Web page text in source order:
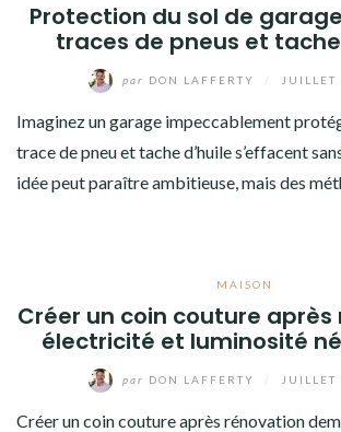
Protection du sol de
traces de pneus et
par DON LAFFERTY
Imaginez un garage impeccablement
trace de pneu et tache d’huile s’effacent
idée peut paraître ambitieuse, mais des
MAISON
Créer un coin couture après
électricité et luminosité
par DON LAFFERTY
Créer un coin couture après rénovation